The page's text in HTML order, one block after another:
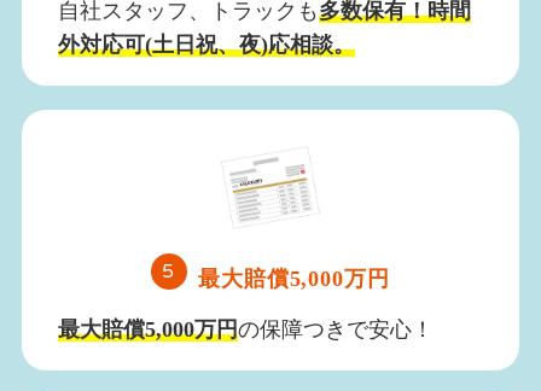
自社スタッフ、トラックも多数保有！時間
外対応可(土日祝、夜)応相談。
5 最大賠償5,000万円
最大賠償5,000万円の保障つきで安心！